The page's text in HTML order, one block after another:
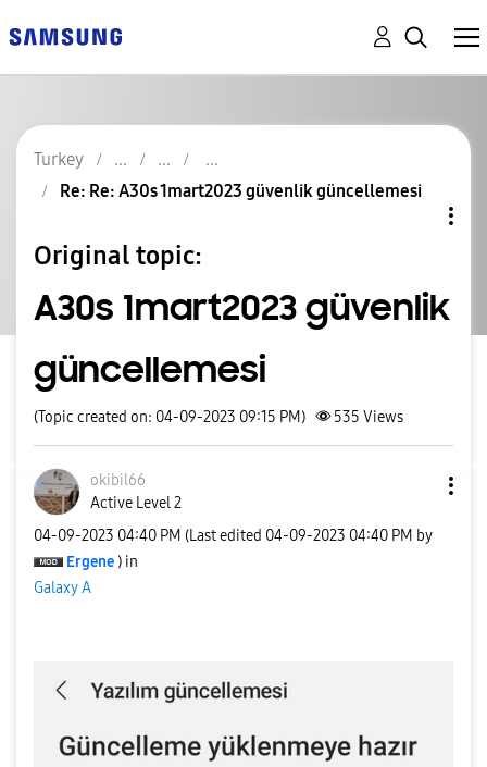
Turkey
Re: Re: A30s 1mart2023 güvenlik güncellemesi
Original topic:
A30s 1mart2023 güvenlik
güncellemesi
(Topic created on: 04-09-2023 09:15 PM) 535 Views
okibil66
Active Level 2
‎04-09-2023 04:40 PM (Last edited ‎04-09-2023 04:40 PM by
Ergene ) in
Galaxy A